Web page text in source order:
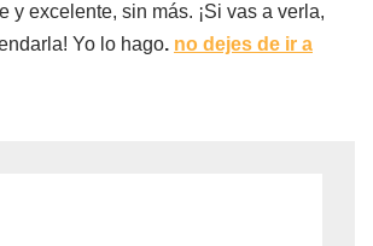
y excelente, sin más. ¡Si vas a verla,
Yo lo hago. no dejes de ir a